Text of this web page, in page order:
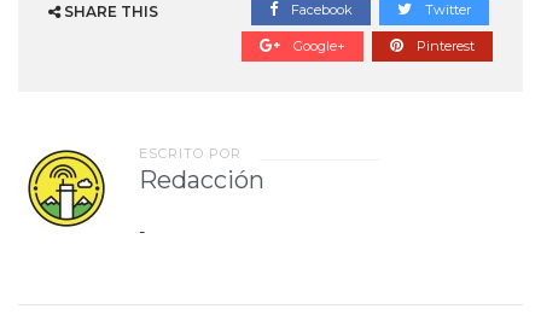
SHARE THIS Facebook Twitter
Google+ Pinterest
ESCRITO POR
Redacción
-